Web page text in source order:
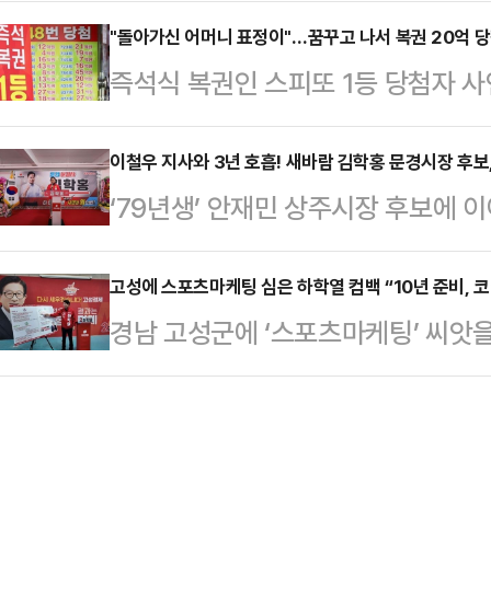
산 양도세 중과가 시작되면 더 오를
있다"고 했다.장 대표는 "전월세 시
랐고, …
어지는 가운데, 생산 라인이 실제로
불안까지 번질 수 있다는 우려가
전자 협력사들은 장비 반입 납기를
다. 파업으로 인한 생산 차질에 미
일정 변경으로 현장 인력의 부담도
이 가시화되면서 제…
"돌아가신 어머니 표정이"…꿈꾸고 나서 복권 20억
즉석식 복권인 스피또 1등 당첨자
탁사업자 동행복권은 홈페이지를
의 인터뷰를 공개했다.매주 강원도
았다는 당첨자 A씨는 로또와 스피
날, 가게에서 일하던 중 문득 전날
놀랍게도 1등 당첨이 연속으로 나
을 다시 확인했고, 집에 돌아와서도
는 실감이…
이철우 지사와 3년 호흡! 새바람 김학홍 문경시장 후
‘79년생’ 안재민 상주시장 후보에
북도 행정 부지사로서 3년 2개월
(59) 전 경북 부지사가 국민의힘
직을 밀어내고 공천을 받은 국민의
간협력과장, 지역혁신정책관, 대통
고성에 스포츠마케팅 심은 하학열 컴백 “10년 준비,
경남 고성군에 ‘스포츠마케팅’ 씨앗
6.3 지방선거에서 국민의힘 고성군